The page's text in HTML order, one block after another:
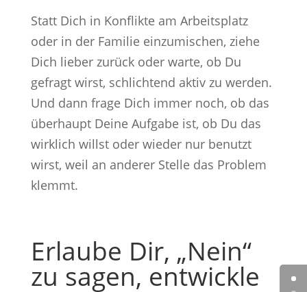
Statt Dich in Konflikte am Arbeitsplatz
oder in der Familie einzumischen, ziehe
Dich lieber zurück oder warte, ob Du
gefragt wirst, schlichtend aktiv zu werden.
Und dann frage Dich immer noch, ob das
überhaupt Deine Aufgabe ist, ob Du das
wirklich willst oder wieder nur benutzt
wirst, weil an anderer Stelle das Problem
klemmt.
Erlaube Dir, „Nein“
zu sagen, entwickle